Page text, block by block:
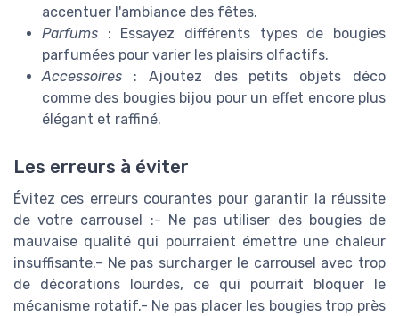
accentuer l'ambiance des fêtes.
Parfums : Essayez différents types de bougies
parfumées pour varier les plaisirs olfactifs.
Accessoires : Ajoutez des petits objets déco
comme des bougies bijou pour un effet encore plus
élégant et raffiné.
Les erreurs à éviter
Évitez ces erreurs courantes pour garantir la réussite
de votre carrousel :- Ne pas utiliser des bougies de
mauvaise qualité qui pourraient émettre une chaleur
insuffisante.- Ne pas surcharger le carrousel avec trop
de décorations lourdes, ce qui pourrait bloquer le
mécanisme rotatif.- Ne pas placer les bougies trop près